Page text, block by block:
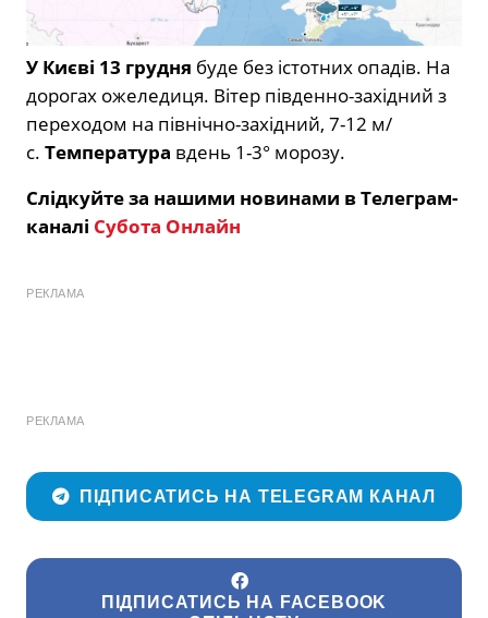
У Києві 13 грудня буде без істотних опадів. На
дорогах ожеледиця. Вітер південно-західний з
переходом на північно-західний, 7-12 м/
с. Температура вдень 1-3° морозу.
Слідкуйте за нашими новинами в Телеграм-
каналі Субота Онлайн
РЕКЛАМА
РЕКЛАМА
ПІДПИСАТИСЬ НА TELEGRAM КАНАЛ
ПІДПИСАТИСЬ НА FACEBOOK